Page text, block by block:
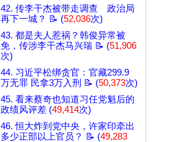
42. 传李干杰被带走调查 政治局
再下一城？ 📝 (52,036次)
43. 都是夫人惹祸？韩俊异常被
免，传涉李干杰马兴瑞 📝 (51,906
次)
44. 习近平松绑贪官：官藏299.9
万无罪 民拿3万入刑 📝 (50,373次)
45. 看来蔡奇也知道习任党魁后的
政绩风评差 (49,414次)
46. 恒大炸到党中央，许家印牵出
多少正部以上官员？ 📝 (49,283